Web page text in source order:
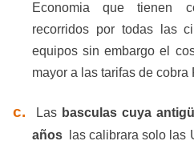
Economia que tienen
recorridos por todas las
equipos sin embargo el
mayor a las tarifas de cobra
c. Las basculas cuya
años
las calibrara solo las